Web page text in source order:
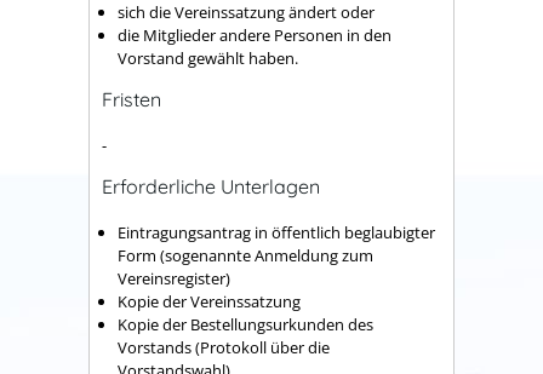
sich die Vereinssatzung ändert oder
die Mitglieder andere Personen in den
Vorstand gewählt haben.
Fristen
-
Erforderliche Unterlagen
Eintragungsantrag in öffentlich beglaubigter
Form (sogenannte Anmeldung zum
Vereinsregister)
Kopie der Vereinssatzung
Kopie der Bestellungsurkunden des
Vorstands (Protokoll über die